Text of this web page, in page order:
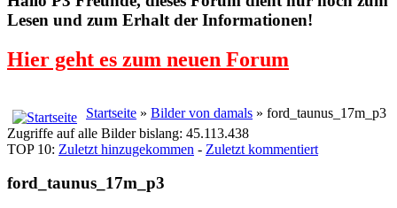
Lesen und zum Erhalt der Informationen!
Hier geht es zum neuen Forum
Startseite » Bilder von damals » ford_taunus_17m_p3
Zugriffe auf alle Bilder bislang: 45.113.438
TOP 10: Zuletzt hinzugekommen - Zuletzt kommentiert
ford_taunus_17m_p3